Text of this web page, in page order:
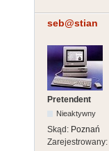
seb@stian
Pretendent
Nieaktywny
Skąd: Poznań
Zarejestrowany: